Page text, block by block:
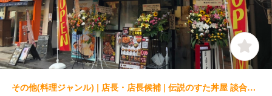
その他(料理ジャンル) | 店長・店長候補 | 伝説のすた丼屋 談合坂SA(下り線)店